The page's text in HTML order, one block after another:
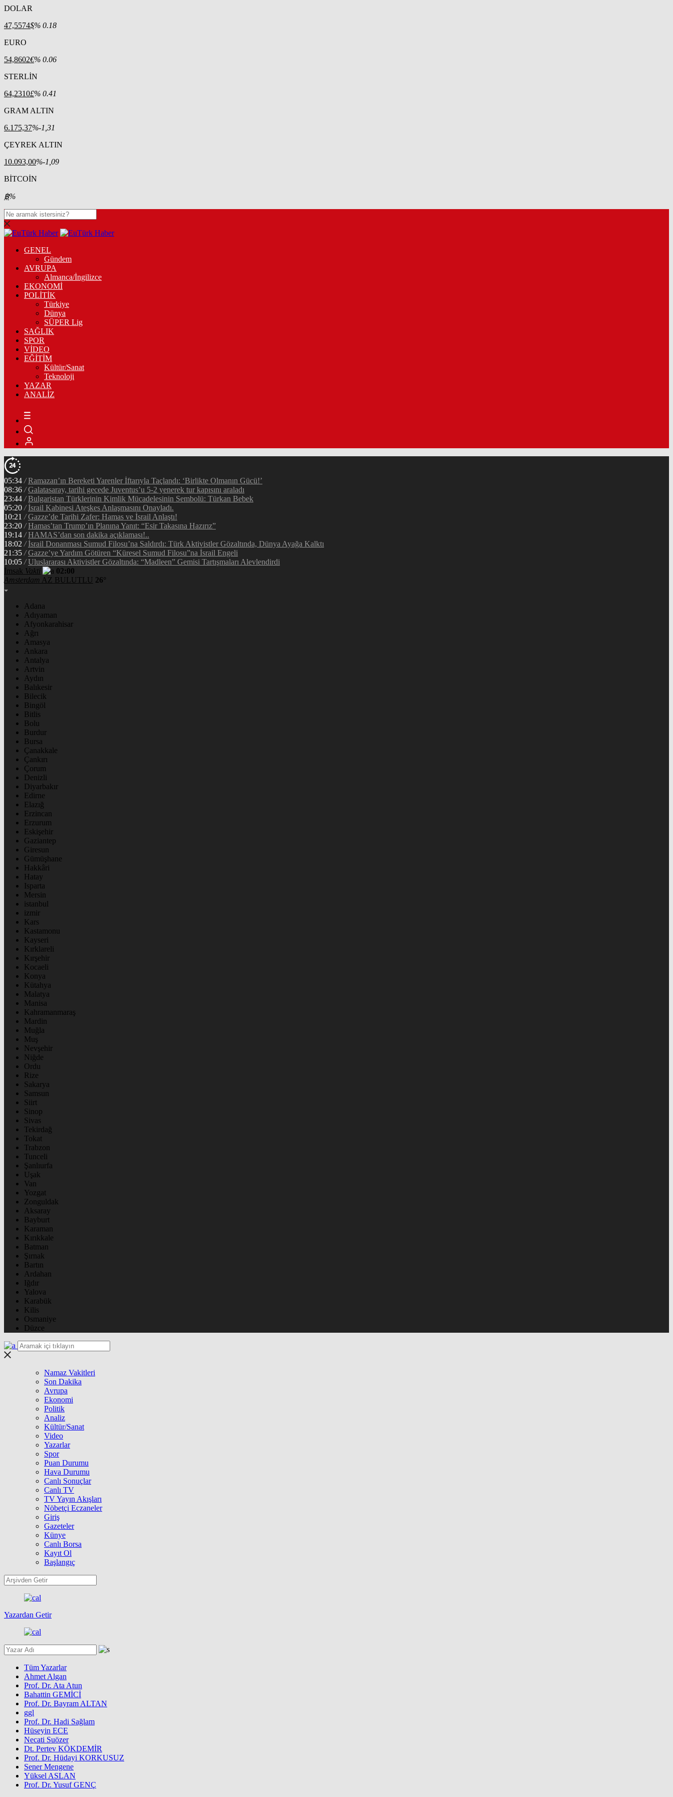
DOLAR
47,5574$% 0.18
EURO
54,8602€% 0.06
STERLİN
64,2310£% 0.41
GRAM ALTIN
6.175,37%-1,31
ÇEYREK ALTIN
10.093,00%-1,09
BİTCOİN
฿%
GENEL
Gündem
AVRUPA
Almanca/İngilizce
EKONOMİ
POLİTİK
Türkiye
Dünya
SÜPER Lig
SAĞLIK
SPOR
VİDEO
EĞİTİM
Kültür/Sanat
Teknoloji
YAZAR
ANALİZ
05:34 / Ramazan’ın Bereketi Yarenler İftarıyla Taçlandı: ‘Birlikte Olmanın Gücü!’
08:36 / Galatasaray, tarihi gecede Juventus’u 5-2 yenerek tur kapısını araladı
23:44 / Bulgaristan Türklerinin Kimlik Mücadelesinin Sembolü: Türkan Bebek
05:20 / İsrail Kabinesi Ateşkes Anlaşmasını Onayladı.
10:21 / Gazze’de Tarihi Zafer: Hamas ve İsrail Anlaştı!
23:20 / Hamas’tan Trump’ın Planına Yanıt: “Esir Takasına Hazırız”
19:14 / HAMAS’dan son dakika açıklaması!..
18:02 / İsrail Donanması Sumud Filosu’na Saldırdı: Türk Aktivistler Gözaltında, Dünya Ayağa Kalktı
21:35 / Gazze’ye Yardım Götüren “Küresel Sumud Filosu”na İsrail Engeli
10:05 / Uluslararası Aktivistler Gözaltında: “Madleen” Gemisi Tartışmaları Alevlendirdi
İmsak Vakti
02:00
Amsterdam AZ BULUTLU 26°
Adana
Adıyaman
Afyonkarahisar
Ağrı
Amasya
Ankara
Antalya
Artvin
Aydın
Balıkesir
Bilecik
Bingöl
Bitlis
Bolu
Burdur
Bursa
Çanakkale
Çankırı
Çorum
Denizli
Diyarbakır
Edirne
Elazığ
Erzincan
Erzurum
Eskişehir
Gaziantep
Giresun
Gümüşhane
Hakkâri
Hatay
Isparta
Mersin
istanbul
izmir
Kars
Kastamonu
Kayseri
Kırklareli
Kırşehir
Kocaeli
Konya
Kütahya
Malatya
Manisa
Kahramanmaraş
Mardin
Muğla
Muş
Nevşehir
Niğde
Ordu
Rize
Sakarya
Samsun
Siirt
Sinop
Sivas
Tekirdağ
Tokat
Trabzon
Tunceli
Şanlıurfa
Uşak
Van
Yozgat
Zonguldak
Aksaray
Bayburt
Karaman
Kırıkkale
Batman
Şırnak
Bartın
Ardahan
Iğdır
Yalova
Karabük
Kilis
Osmaniye
Düzce
Namaz Vakitleri
Son Dakika
Avrupa
Ekonomi
Politik
Analiz
Kültür/Sanat
Video
Yazarlar
Spor
Puan Durumu
Hava Durumu
Canlı Sonuçlar
Canlı TV
TV Yayın Akışları
Nöbetçi Eczaneler
Giriş
Gazeteler
Künye
Canlı Borsa
Kayıt Ol
Başlangıç
Yazardan Getir
Tüm Yazarlar
Ahmet Algan
Prof. Dr. Ata Atun
Bahattin GEMİCİ
Prof. Dr. Bayram ALTAN
ggl
Prof. Dr. Hadi Sağlam
Hüseyin ECE
Necati Suözer
Dt. Pertev KÖKDEMİR
Prof. Dr. Hüdayi KORKUSUZ
Sener Mengene
Yüksel ASLAN
Prof. Dr. Yusuf GENÇ